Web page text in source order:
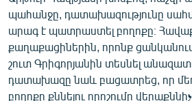
պահանջը, դատախազությունը
արագ է պատրաստել բողոքը։
քաղաքացիներին, որոնք
շուտ Գրիգորյանին տեսնել
դատախազը նաև բացատրեց, որ
բողոքը քննելու որոշումը